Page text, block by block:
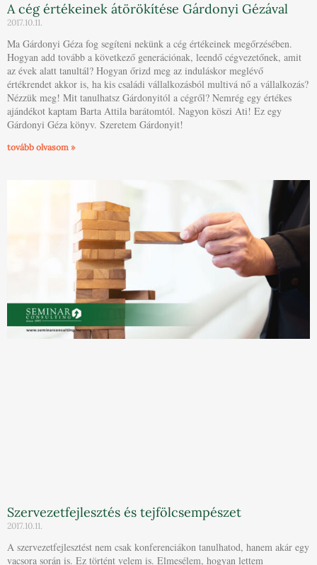
A cég értékeinek átörökítése Gárdonyi Gézával
2017.10.11.
Ma Gárdonyi Géza fog segíteni nekünk a cég értékeinek megőrzésében.
Hogyan add tovább a következő generációnak, leendő cégvezetőnek, amit
az évek alatt tanultál? Hogyan őrizd meg az induláskor meglévő
értékrendet akkor is, ha kis családi vállalkozásból multivá nő a vállalkozás?
Nézzük meg! Mit tanulhatsz Gárdonyitól a cégről? Nemrég egy értékes
ajándékot kaptam Barta Attila barátomtól. Nagyon köszi Ati! Ez egy
Gárdonyi Géza könyv. Szeretem Gárdonyit!
tovább olvasom »
Szervezetfejlesztés és tejfölcsempészet
2017.10.11.
A szervezetfejlesztést nem csak konferenciákon tanulhatod, hanem akár egy
vacsora során is. Ez történt velem is. Elmesélem, hogyan lettem